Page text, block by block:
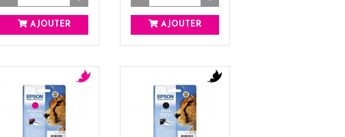
AJOUTER AJOUTER